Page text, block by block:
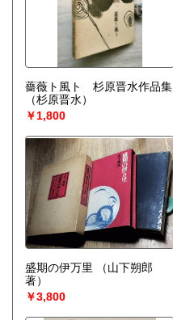
薔薇ト風ト 杉原晋水作品集
（杉原晋水）
￥1,800
盛期の伊万里
（山下朔郎
著）
￥3,800